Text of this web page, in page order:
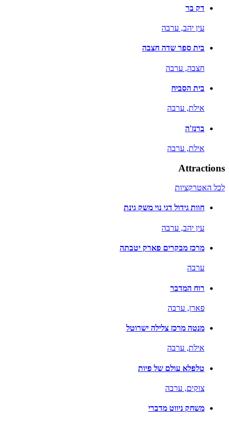
דק בר
עין יהב, ערבה
בית ספר שדה חצבה
חצבה, ערבה
בית הסביח
אילת, ערבה
ברנז'ה
אילת, ערבה
Attractions
לכל האטרקציות
חוות גידול דגי נוי משק גינת
עין יהב, ערבה
מרכז מבקרים פארק יטבתה
ערבה
רוח המדבר
פארן, ערבה
מנטה מרכז צלילה ישרוטל
אילת, ערבה
טלפלא עולם של פיות
צוקים, ערבה
משחק ניווט מדברי